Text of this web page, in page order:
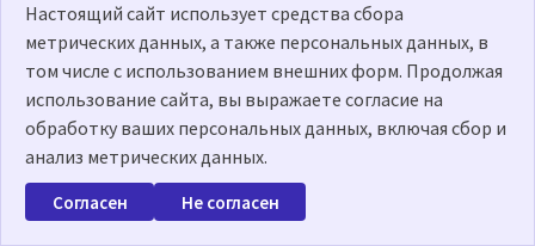
Зарегистрировано Федеральной службой по надзору
в сфере связи, информационных технологий и
массовых коммуникаций ЭЛ № ФС77-82600 от
30.12.2021 г. 461980, Оренбургская область,
Первомайский район, п. Первомайский, ул.
Школьная, д. 3. Главный редактор Тыщенко С.Н. Тел.:
(35348) 4-15-59. email: prichaganie@yandex.ru.
Настоящий сайт использует средства сбора
метрических данных, а также персональных данных, в
том числе с использованием внешних форм. Продолжая
использование сайта, вы выражаете согласие на
обработку ваших персональных данных, включая сбор и
анализ метрических данных.
Согласен Не согласен